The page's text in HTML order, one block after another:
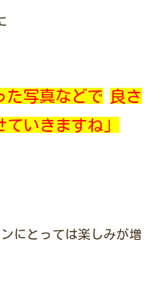
た写真などで
良さ
いきますね」
にとっては楽しみが増